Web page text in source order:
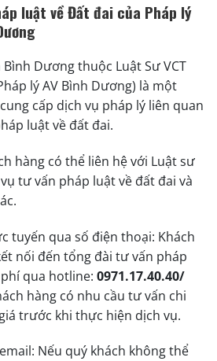
luật về Đất đai của Pháp lý
Dương thuộc Luật Sư VCT
lý AV Bình Dương) là một
cấp dịch vụ pháp lý liên quan
luật về đất đai.
hàng có thể liên hệ với Luật sư
tư vấn pháp luật về đất đai và
tuyến qua số điện thoại: Khách
nối đến tổng đài tư vấn pháp
qua hotline: 0971.17.40.40/
hàng có nhu cầu tư vấn chi
trước khi thực hiện dịch vụ.
Nếu quý khách không thể